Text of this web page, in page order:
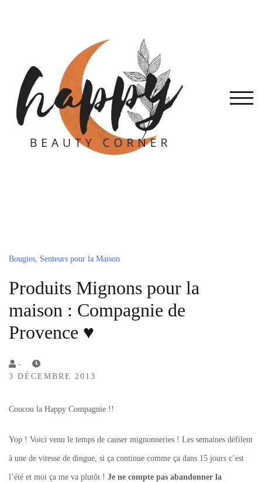
Bougies, Senteurs pour la Maison
Produits Mignons pour la
maison : Compagnie de
Provence ♥
by
Lola
-
3 DÉCEMBRE 2013
Coucou la Happy Compagnie !!
Yop ! Voici venu le temps de causer mignonneries ! Les semaines défilent
à une de vitesse de dingue, si ça continue comme ça dans 15 jours c’est
l’été et moi ça me va plutôt ! Je ne compte pas abandonner la